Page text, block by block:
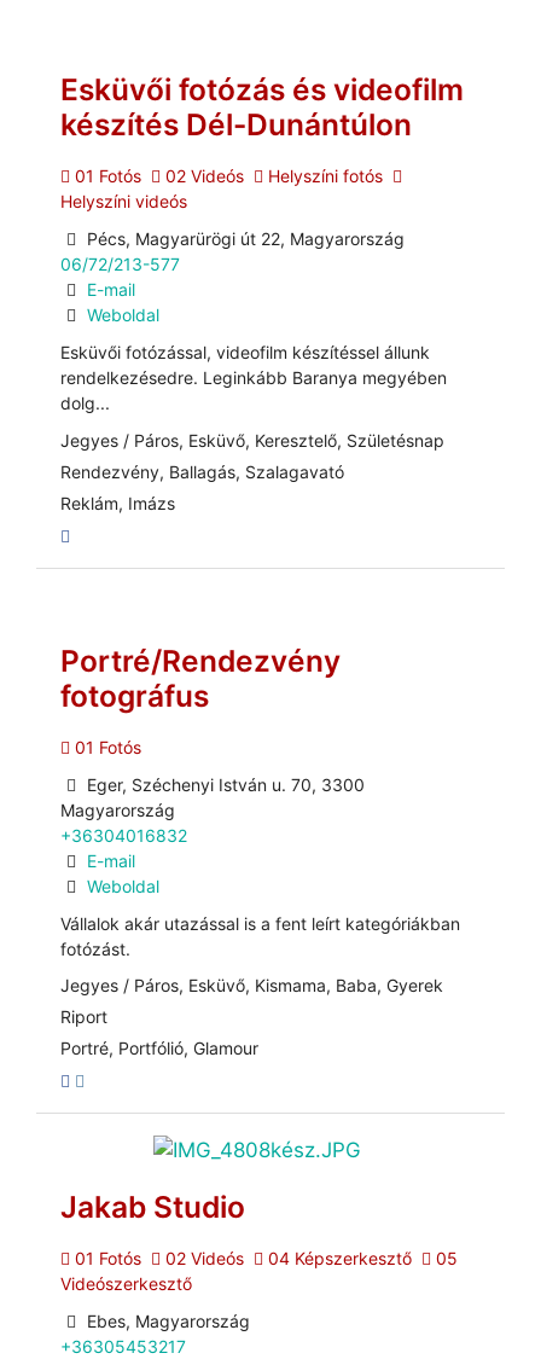
Esküvői fotózás és videofilm
készítés Dél-Dunántúlon
01 Fotós 02 Videós
Helyszíni fotós
Helyszíni videós
Pécs, Magyarürögi út 22, Magyarország
06/72/213-577
E-mail
Weboldal
Esküvői fotózással, videofilm készítéssel állunk
rendelkezésedre. Leginkább Baranya megyében
dolg...
Jegyes / Páros, Esküvő, Keresztelő, Születésnap
Rendezvény, Ballagás, Szalagavató
Reklám, Imázs
Portré/Rendezvény
fotográfus
01 Fotós
Eger, Széchenyi István u. 70, 3300
Magyarország
+36304016832
E-mail
Weboldal
Vállalok akár utazással is a fent leírt kategóriákban
fotózást.
Jegyes / Páros, Esküvő, Kismama, Baba, Gyerek
Riport
Portré, Portfólió, Glamour
Jakab Studio
01 Fotós 02 Videós 04 Képszerkesztő
05
Videószerkesztő
Ebes, Magyarország
+36305453217